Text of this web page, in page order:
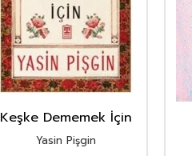
Keşke Dememek İçin
Yasin Pişgin